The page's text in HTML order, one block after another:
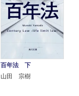
百年法 下
山田 宗樹